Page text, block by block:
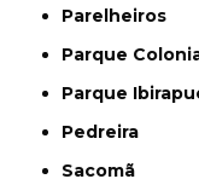
Parelheiros
Parque
Parque
Pedreira
Sacomã